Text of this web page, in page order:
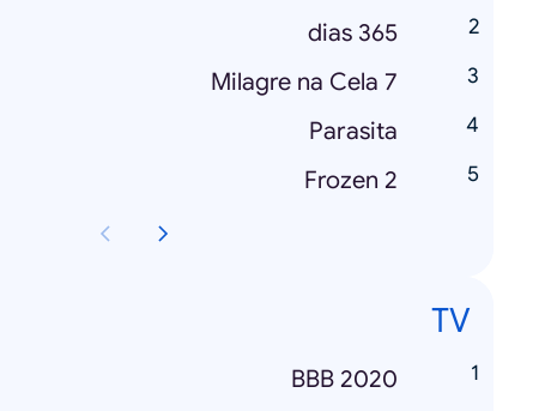
365 dias
Milagre na Cela 7
Parasita
Frozen 2
TV
BBB 2020